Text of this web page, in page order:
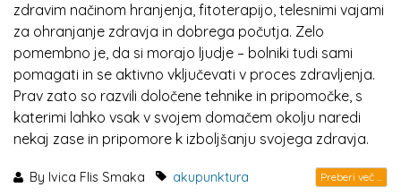
zdravim načinom hranjenja, fitoterapijo, telesnimi vajami
za ohranjanje zdravja in dobrega počutja. Zelo
pomembno je, da si morajo ljudje – bolniki tudi sami
pomagati in se aktivno vključevati v proces zdravljenja.
Prav zato so razvili določene tehnike in pripomočke, s
katerimi lahko vsak v svojem domačem okolju naredi
nekaj zase in pripomore k izboljšanju svojega zdravja.
By Ivica Flis Smaka akupunktura Preberi več ...